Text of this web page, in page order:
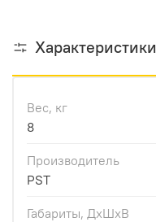
Характеристики
Вес, кг
8
Производитель
PST
Габариты, ДхШхВ